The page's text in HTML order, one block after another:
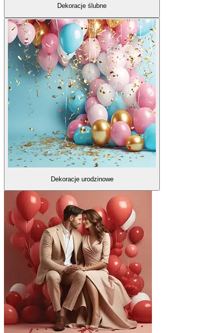
Dekoracje ślubne
Dekoracje urodzinowe